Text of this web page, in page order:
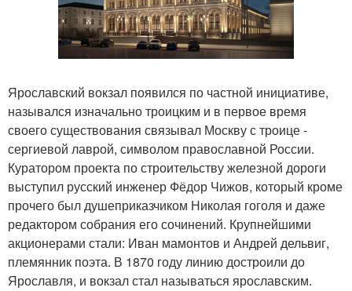
Ярославский вокзал появился по частной инициативе,
назывался изначально троицким и в первое время
своего существования связывал Москву с троице -
сергиевой лаврой, символом православной России.
Куратором проекта по строительству железной дороги
выступил русский инженер Фёдор Чижов, который кроме
прочего был душеприказчиком Николая гоголя и даже
редактором собрания его сочинений. Крупнейшими
акционерами стали: Иван мамонтов и Андрей дельвиг,
племянник поэта. В 1870 году линию достроили до
Ярославля, и вокзал стал называться ярославским.